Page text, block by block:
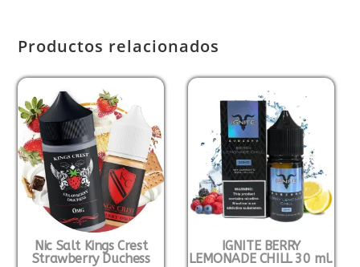
Productos relacionados
Nic Salt Kings Crest
Strawberry Duchess
IGNITE BERRY
LEMONADE CHILL 30 ml.